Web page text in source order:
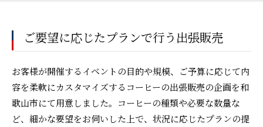
ご要望に応じたプランで行う出張販売
お客様が開催するイベントの目的や規模、ご予算に応じて内
容を柔軟にカスタマイズするコーヒーの出張販売の企画を和
歌山市にて用意しました。コーヒーの種類や必要な数量な
ど、細かな要望をお伺いした上で、状況に応じたプランの提